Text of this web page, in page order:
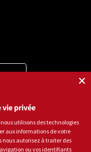
Tous droits réservés.
vie privée
utilisons des technologies
aux informations de votre
nous autorisez à traiter des
ou vos identifiants